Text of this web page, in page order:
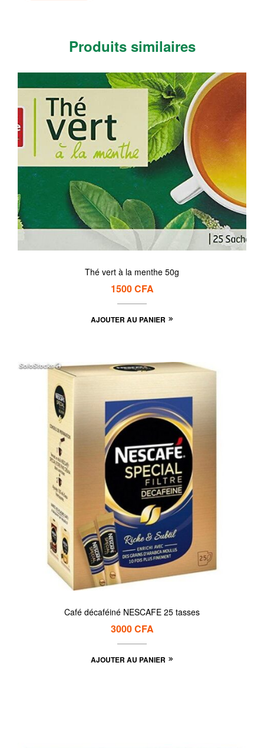
Produits similaires
Thé vert à la menthe 50g
1500CFA
AJOUTER AU PANIER
Café décaféiné NESCAFE 25 tasses
3000CFA
AJOUTER AU PANIER